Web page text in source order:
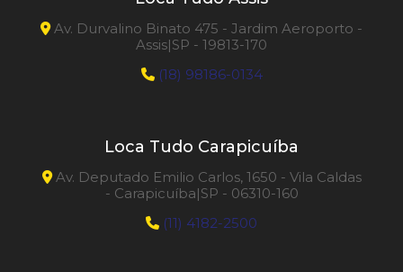
Av. Durvalino Binato 475 - Jardim Aeroporto -
Assis|SP - 19813-170
(18) 98186-0134
Loca Tudo Carapicuíba
Av. Deputado Emilio Carlos, 1650 - Vila Caldas
- Carapicuíba|SP - 06310-160
(11) 4182-2500